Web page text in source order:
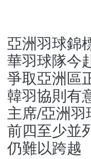
Statistics
亞洲羽球錦
華羽球隊今
爭取亞洲區
韓羽協則有
主席/亞洲羽
前四至少並
仍難以跨越